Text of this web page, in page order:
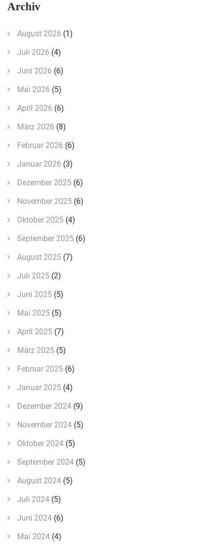
Archiv
August 2026 (1)
Juli 2026 (4)
Juni 2026 (6)
Mai 2026 (5)
April 2026 (6)
März 2026 (8)
Februar 2026 (6)
Januar 2026 (3)
Dezember 2025 (6)
November 2025 (6)
Oktober 2025 (4)
September 2025 (6)
August 2025 (7)
Juli 2025 (2)
Juni 2025 (5)
Mai 2025 (5)
April 2025 (7)
März 2025 (5)
Februar 2025 (6)
Januar 2025 (4)
Dezember 2024 (9)
November 2024 (5)
Oktober 2024 (5)
September 2024 (5)
August 2024 (5)
Juli 2024 (5)
Juni 2024 (6)
Mai 2024 (4)